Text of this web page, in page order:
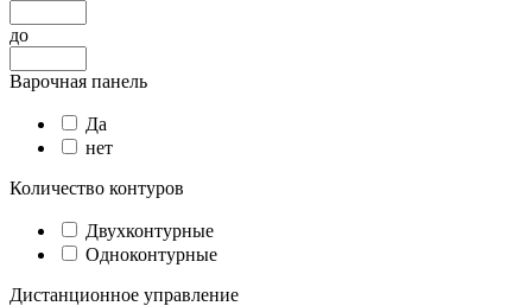
до
Варочная панель
Да
нет
Количество контуров
Двухконтурные
Одноконтурные
Дистанционное управление